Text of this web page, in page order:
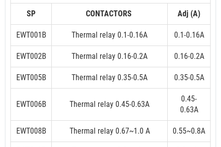
SP CONTACTORS Adj (A)
EWT001B Thermal relay 0.1-0.16A 0.1-0.16A
EWT002B Thermal relay 0.16-0.2A 0.16-0.2A
EWT005B Thermal relay 0.35-0.5A 0.35-0.5A
EWT006B Thermal relay 0.45-0.63A
0.45-
0.63A
EWT008B Thermal relay 0.67~1.0 A 0.55~0.8A